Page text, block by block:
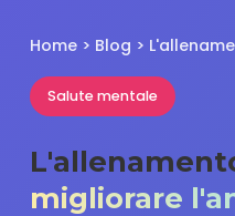
Home > Blog >
Salute mentale
migliorare